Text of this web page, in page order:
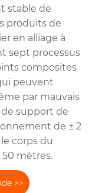
stable de
produits de
en alliage à
sept processus
composites
peuvent
par mauvais
support de
de ± 2
corps du
mètres.
>>